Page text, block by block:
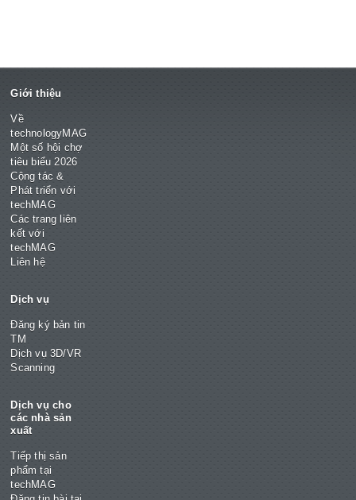
Giới thiệu
Về
technologyMAG
Một số hội chợ
tiêu biểu 2026
Cộng tác &
Phát triển với
techMAG
Các trang liên
kết với
techMAG
Liên hệ
Dịch vụ
Đăng ký bản tin
TM
Dịch vụ 3D/VR
Scanning
Dịch vụ cho
các nhà sản
xuất
Tiếp thị sản
phẩm tại
techMAG